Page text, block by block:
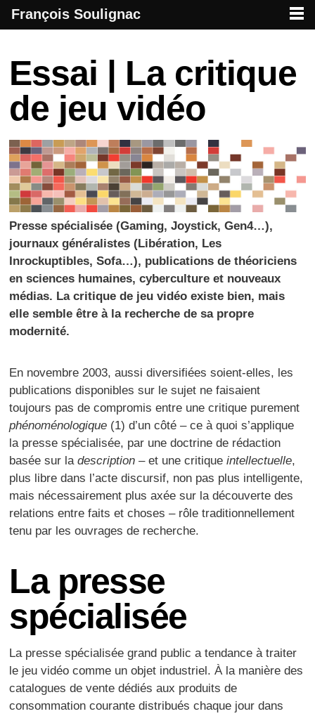
Essai | La critique
de jeu vidéo
Presse spécialisée (Gaming, Joystick, Gen4…),
journaux généralistes (Libération, Les
Inrockuptibles, Sofa…), publications de théoriciens
en sciences humaines, cyberculture et nouveaux
médias. La critique de jeu vidéo existe bien, mais
elle semble être à la recherche de sa propre
modernité.
En novembre 2003, aussi diversifiées soient-elles, les
publications disponibles sur le sujet ne faisaient
toujours pas de compromis entre une critique purement
phénoménologique (1) d’un côté – ce à quoi s’applique
la presse spécialisée, par une doctrine de rédaction
basée sur ladescription – et une critiqueintellectuelle,
plus libre dans l’acte discursif, non pas plus intelligente,
mais nécessairement plus axée sur la découverte des
relations entre faits et choses – rôle traditionnellement
tenu par les ouvrages de recherche.
La presse
spécialisée
La presse spécialisée grand public a tendance à traiter
le jeu vidéo comme un objet industriel. À la manière des
catalogues de vente dédiés aux produits de
consommation courante distribués chaque jour dans
François Soulignac